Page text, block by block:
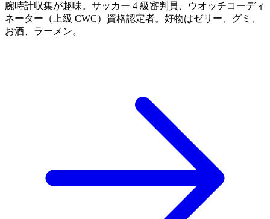
腕時計収集が趣味。サッカー 4 級審判員、ウオッチコーディ
ネーター（上級 CWC）資格認定者。好物はゼリー、グミ、
お酒、ラーメン。